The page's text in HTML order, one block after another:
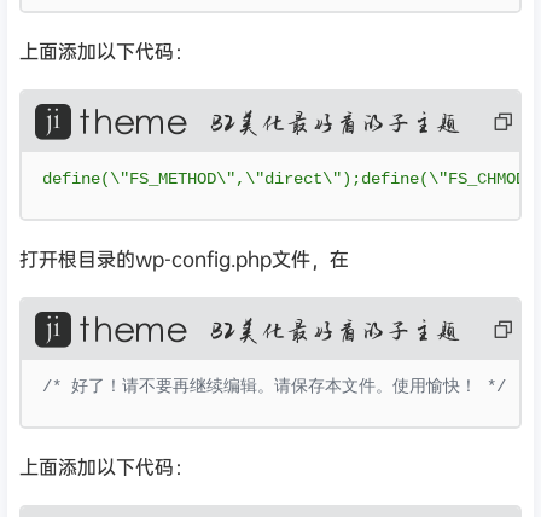
上面添加以下代码：
码
define(\"FS_METHOD\", \"direct\");define(
打开根目录的wp-config.php文件，在
码
/* 好了！请不要再继续编辑。请保存本文件。使用愉快！ */
上面添加以下代码：